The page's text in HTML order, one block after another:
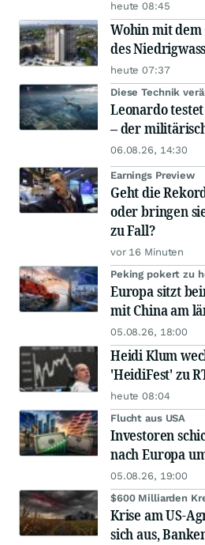
heute 08:45
Wohin mit dem
des
heute 07:37
Diese Technik
Leonardo
– der
06.08.26, 14:30
Earnings Preview
Geht die
oder bringen
zu Fall?
vor 16 Minuten
Peking pokert zu
Europa sitzt
mit China am
05.08.26, 18:00
Heidi Klum
'HeidiFest' zu
heute 08:04
Flucht aus USA
Investoren
nach Europa
05.08.26, 19:00
$600 Milliarden
Krise am US-
sich aus,